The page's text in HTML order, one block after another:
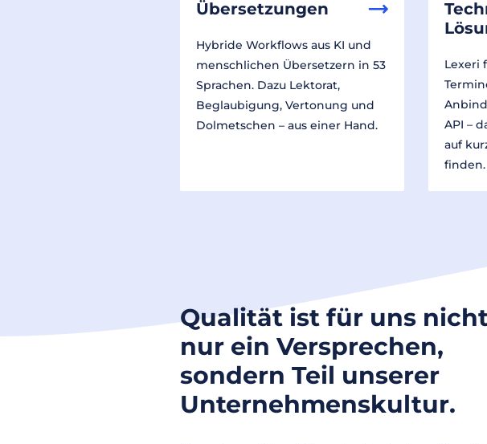
Übersetzungen
Hybride Workflows aus KI und
menschlichen Übersetzern in 53
Sprachen. Dazu Lektorat,
Beglaubigung, Vertonung und
Dolmetschen – aus einer Hand.
Lexeri
API –
auf
finden.
Qualität ist für uns
nur ein Versprechen,
sondern Teil unserer
Unternehmenskultur.